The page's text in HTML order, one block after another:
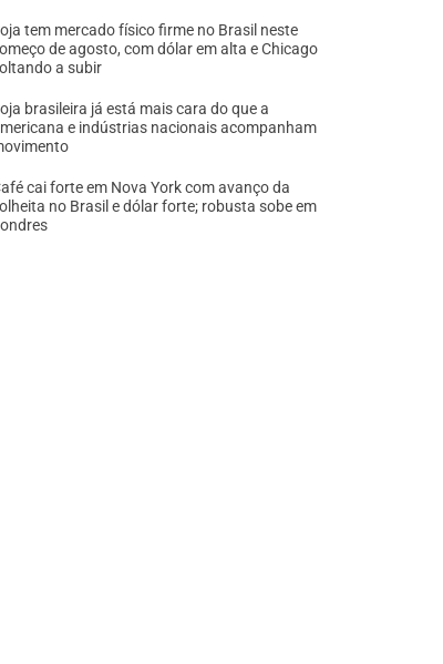
tem mercado físico firme no Brasil neste
de agosto, com dólar em alta e Chicago
a subir
brasileira já está mais cara do que a
e indústrias nacionais acompanham
cai forte em Nova York com avanço da
no Brasil e dólar forte; robusta sobe em